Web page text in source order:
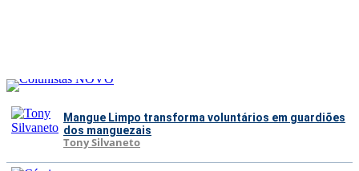
Mangue Limpo transforma voluntários em guardiões
dos manguezais
Tony Silvaneto